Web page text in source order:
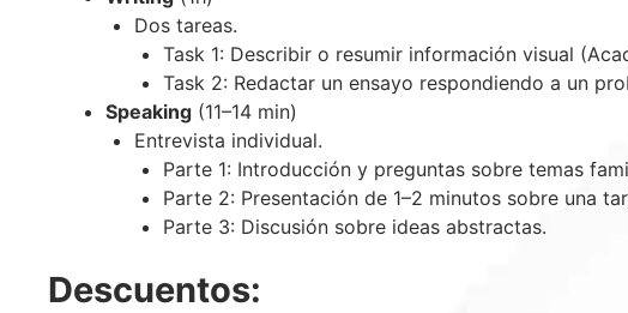
Dos tareas.
Task 1: Describir o resumir información visual
Task 2: Redactar un ensayo respondiendo a un
Speaking (11–14 min)
Entrevista individual.
Parte 1: Introducción y preguntas sobre temas
Parte 2: Presentación de 1–2 minutos sobre una
Parte 3: Discusión sobre ideas abstractas.
Descuentos: